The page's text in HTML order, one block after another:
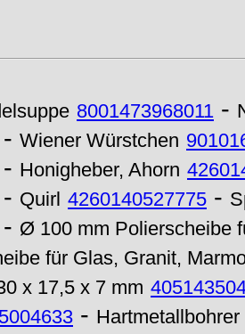
8001473968011 -
- Wiener Würstchen
- Honigheber, Ahorn
- Quirl 4260140527775 -
- Ø 100 mm Polierscheibe
für Glas, Granit,
x 17,5 x 7 mm
-